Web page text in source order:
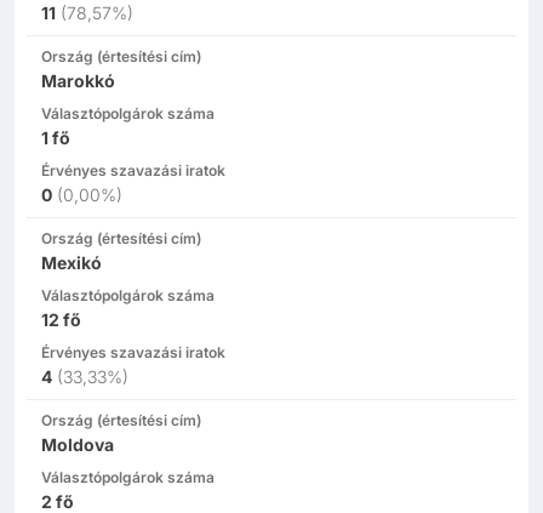
11 (78,57%)
Ország (értesítési cím)
Marokkó
Választópolgárok száma
1fő
Érvényes szavazási iratok
0 (0,00%)
Ország (értesítési cím)
Mexikó
Választópolgárok száma
12 fő
Érvényes szavazási iratok
4 (33,33%)
Ország (értesítési cím)
Moldova
Választópolgárok száma
2 fő